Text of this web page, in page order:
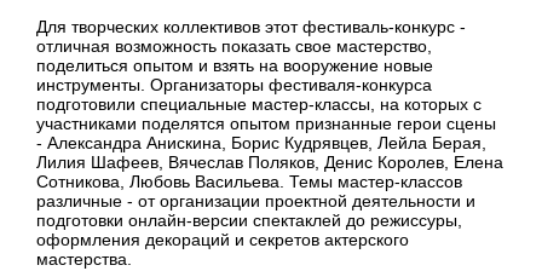
Для творческих коллективов этот фестиваль-конкурс -
отличная возможность показать свое мастерство,
поделиться опытом и взять на вооружение новые
инструменты. Организаторы фестиваля-конкурса
подготовили специальные мастер-классы, на которых с
участниками поделятся опытом признанные герои сцены
- Александра Анискина, Борис Кудрявцев, Лейла Берая,
Лилия Шафеев, Вячеслав Поляков, Денис Королев, Елена
Сотникова, Любовь Васильева. Темы мастер-классов
различные - от организации проектной деятельности и
подготовки онлайн-версии спектаклей до режиссуры,
оформления декораций и секретов актерского
мастерства.